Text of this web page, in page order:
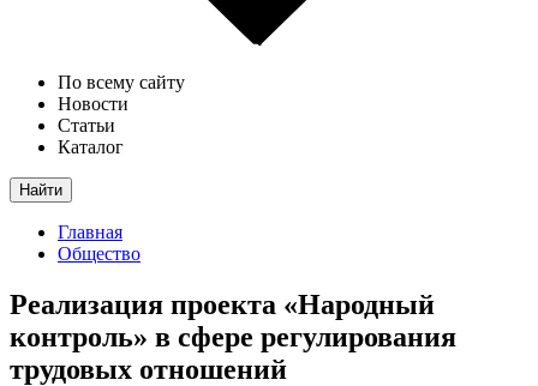
По всему сайту
Новости
Статьи
Каталог
Найти
Главная
Общество
Реализация проекта «Народный
контроль» в сфере регулирования
трудовых отношений